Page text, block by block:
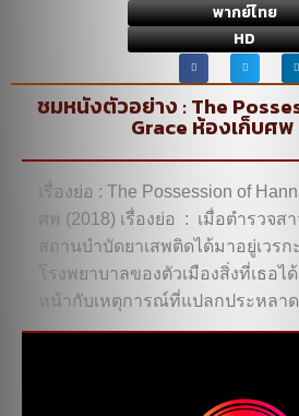
พากย์ไทย
HD
ชมหนังตัวอย่าง : The
Grace ห้องเก็บศพ
เรื่องย่อ : The Possession of
(2018) เรื่องย่อ : เมื่อตำรวจสาวที่
บำบัดยาเสพติดได้มาอยู่เวรกะดึกเ
พยาบาลของตัวเมืองสิ่งที่เธอได้เจ
เหตุการณ์ที่แปลกประหลาดที่เกิด